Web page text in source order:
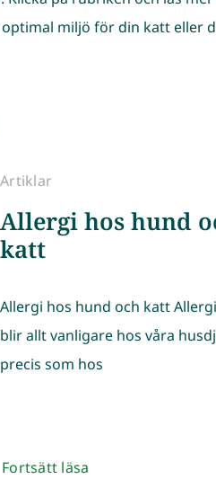
miljö för din katt eller
Artiklar
Allergi hos hund
katt
Allergi hos hund och katt
blir allt vanligare hos våra
precis som hosㅤ
Fortsätt läsa